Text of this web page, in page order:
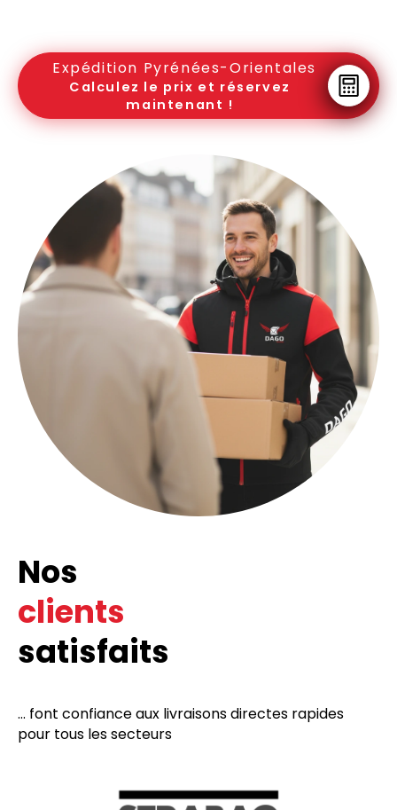
Expédition Pyrénées-Orientales
Calculez le prix et réservez
maintenant !
Nos
clients
satisfaits
... font confiance aux livraisons directes rapides
pour tous les secteurs